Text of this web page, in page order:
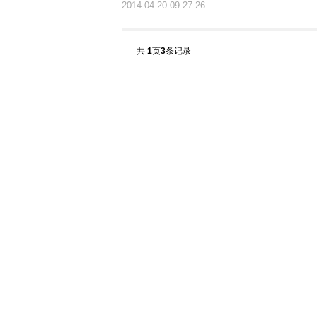
2014-04-20 09:27:26
共 1页3条记录